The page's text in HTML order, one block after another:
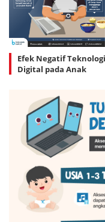
Efek Negatif Teknologi
Digital pada Anak